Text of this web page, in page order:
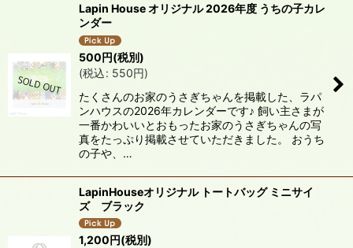
Lapin House オリジナル 2026年度 うちの子カレ
ンダー
500円(税別)
(税込: 550円)
たくさんのお家のうさぎちゃんを掲載した、ラパ
ンハウスの2026年カレンダーです♪ 飼い主さまが
一番かわいいとおもったお家のうさぎちゃんの写
真をたっぷり掲載させていただきました。 おうち
の子や、…
LapinHouseオリジナル トートバッグ ミニサイ
ズ ブラック
1,200円(税別)